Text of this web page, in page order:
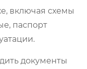
включая схемы
паспорт
документы